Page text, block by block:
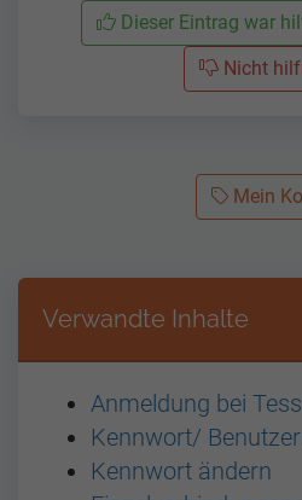
Dieser Eintrag war
Nicht
Mein
Verwandte Inhalte
Anmeldung bei Tess
Kennwort/
Kennwort ändern